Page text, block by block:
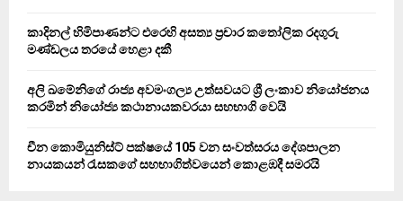
කාදිනල් හිමිපාණන්ට එරෙහි අසත්‍ය ප්‍රචාර කතෝලික රදගුරු
මණ්ඩලය තරයේ හෙළා දකී
අලි ඛමේනිගේ රාජ්‍ය අවමංගල්‍ය උත්සවයට ශ්‍රී ලංකාව නියෝජනය
කරමින් නියෝජ්‍ය කථානායකවරයා සහභාගි වෙයි
චීන කොමියුනිස්ට් පක්ෂයේ 105 වන සංවත්සරය දේශපාලන
නායකයන් රැසකගේ සහභාගිත්වයෙන් කොළඹදී සමරයි